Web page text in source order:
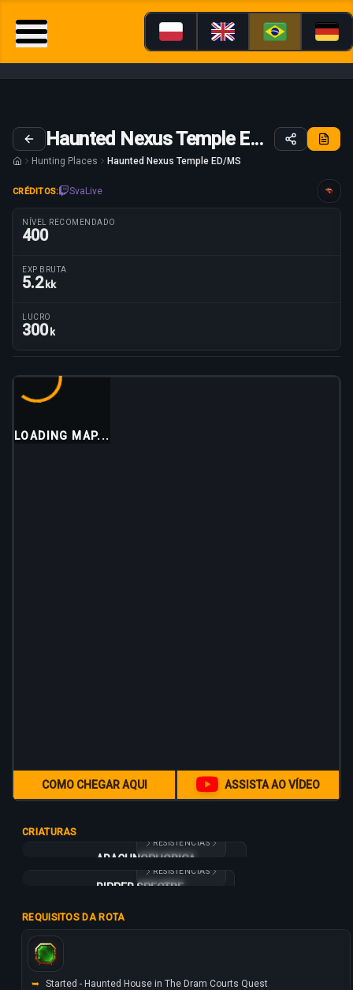
Haunted Nexus Temple ED/MS
Hunting Places Haunted Nexus Temple ED/MS
CRÉDITOS: SvaLive
Guia adaptado para
Parâmetros da rota
NÍVEL RECOMENDADO
400
EXP BRUTA
5.2 kk
LUCRO
300 k
LOADING MAP...
COMO CHEGAR AQUI ASSISTA AO VÍDEO
CRIATURAS
ARACHNOPHOBICA
5000
4700
ARACHNOPHOBICA
+40%
RESISTÊNCIAS
RIPPER SPECTRE
3500
50
RIPPER SPECTRE
+20%
RESISTÊNCIAS
REQUISITOS DA ROTA
➥ Started - Haunted House in The Dram Courts Quest